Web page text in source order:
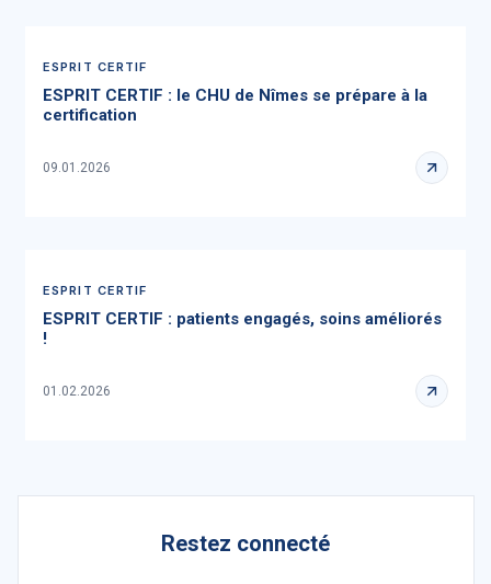
ESPRIT CERTIF
ESPRIT CERTIF : le CHU de Nîmes se prépare à la
certification
09.01.2026
ESPRIT CERTIF
ESPRIT CERTIF : patients engagés, soins améliorés
!
01.02.2026
Restez connecté